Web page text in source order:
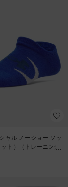
ャル ノーショー ソッ
ト）（トレーニング/